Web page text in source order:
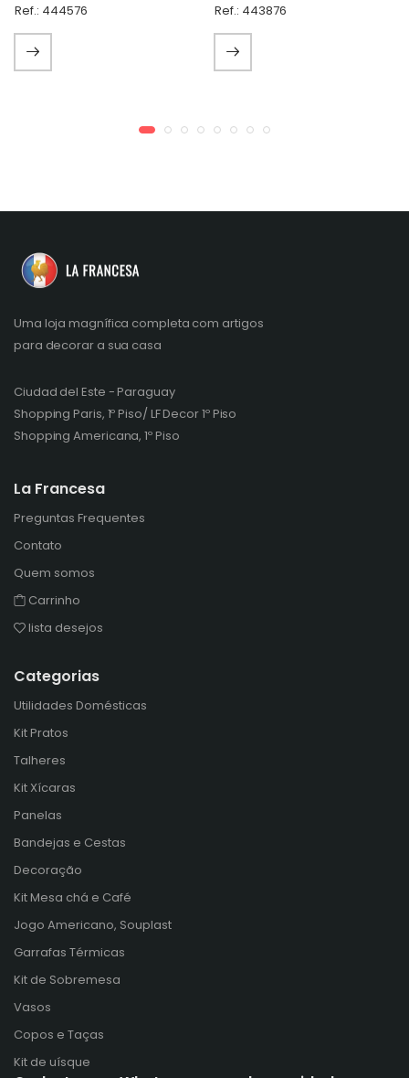
Ref.: 444576 Ref.: 443876
Uma loja magnífica completa com artigos
para decorar a sua casa
Ciudad del Este - Paraguay
Shopping Paris, 1º Piso/ LF Decor 1º Piso
Shopping Americana, 1º Piso
La Francesa
Preguntas Frequentes
Contato
Quem somos
Carrinho
lista desejos
Categorias
Utilidades Domésticas
Kit Pratos
Talheres
Kit Xícaras
Panelas
Bandejas e Cestas
Decoração
Kit Mesa chá e Café
Jogo Americano, Souplast
Garrafas Térmicas
Kit de Sobremesa
Vasos
Copos e Taças
Kit de uísque